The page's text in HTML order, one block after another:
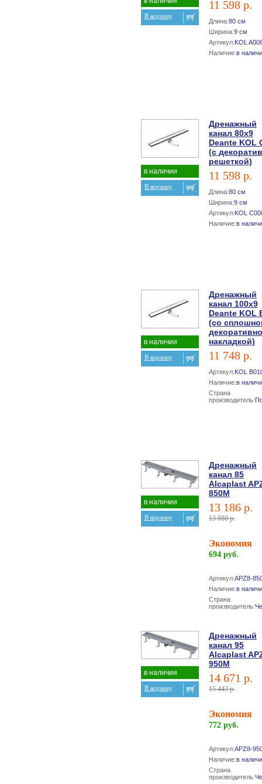
В корзину
11 598 р.
Длина:80 см
Ширина:9 см
Артикул:KOL
Наличие:в
в наличии
В корзину
Дренажный
канал 80х9
Deante KOL
(с
решеткой)
11 598 р.
Длина:80 см
Ширина:9 см
Артикул:KOL
Наличие:в
в наличии
В корзину
Дренажный
канал 100х9
Deante KOL
(со
накладкой)
11 748 р.
Артикул:KOL
Наличие:в
Страна
производитель:
в наличии
В корзину
Дренажный
канал 85
Alcaplast
850M
13 186 р.
13 880 р.
Экономия
694 руб.
Артикул:APZ8-
Наличие:в
Страна
производитель:
в наличии
В корзину
Дренажный
канал 95
Alcaplast
950M
14 671 р.
15 443 р.
Экономия
772 руб.
Артикул:APZ8-
Наличие:в
Страна
производитель: